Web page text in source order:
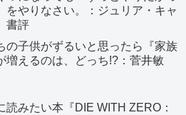
をやりなさい。：ジュリア・キャ
書評
の子供がずるいと思ったら『家族
増えるのは、どっち!?：菅井敏
読みたい本『DIE WITH ZERO：